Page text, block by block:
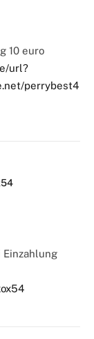
10 euro
url?
perrybest4
Einzahlung